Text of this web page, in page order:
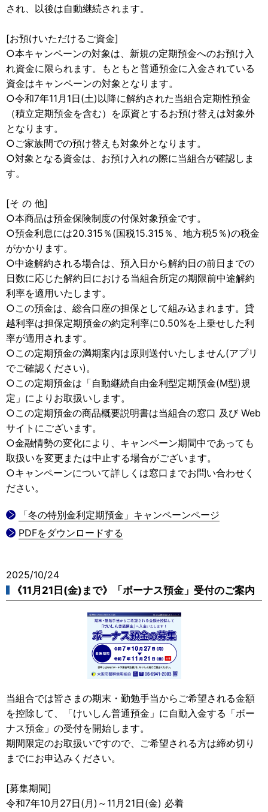
され、以後は自動継続されます。
[お預けいただけるご資金]
○本キャンペーンの対象は、新規の定期預金へのお預け入
れ資金に限られます。もともと普通預金に入金されている
資金はキャンペーンの対象となります。
○令和7年11月1日(土)以降に解約された当組合定期性預金
（積立定期預金を含む）を原資とするお預け替えは対象外
となります。
○ご家族間での預け替えも対象外となります。
○対象となる資金は、お預け入れの際に当組合が確認しま
す。
[そ の 他]
○本商品は預金保険制度の付保対象預金です。
○預金利息には20.315％(国税15.315％、地方税5％)の税金
がかかります。
○中途解約される場合は、預入日から解約日の前日までの
日数に応じた解約日における当組合所定の期限前中途解約
利率を適用いたします。
○この預金は、総合口座の担保として組み込まれます。貸
越利率は担保定期預金の約定利率に0.50%を上乗せした利
率が適用されます。
○この定期預金の満期案内は原則送付いたしません(アプリ
でご確認ください)。
○この定期預金は「自動継続自由金利型定期預金(M型)規
定」によりお取扱いします。
○この定期預金の商品概要説明書は当組合の窓口 及び Web
サイトにございます。
○金融情勢の変化により、キャンペーン期間中であっても
取扱いを変更または中止する場合がございます。
○キャンペーンについて詳しくは窓口までお問い合わせく
ださい。
「冬の特別金利定期預金」キャンペーンページ
PDFをダウンロードする
2025/10/24
《11月21日(金)まで》「ボーナス預金」受付のご案内
当組合では皆さまの期末・勤勉手当からご希望される金額
を控除して、「けいしん普通預金」に自動入金する「ボー
ナス預金」の受付を開始します。
期間限定のお取扱いですので、ご希望される方は締め切り
までにお申込みください。
[募集期間]
令和7年10月27日(月)～11月21日(金) 必着